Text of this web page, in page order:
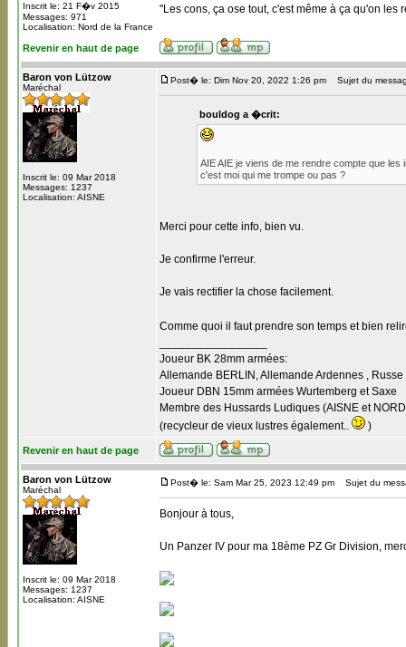
Inscrit le: 21 F�v 2015
Messages: 971
Localisation: Nord de la France
"Les cons, ça ose tout, c'est même à ça qu'on les
Revenir en haut de page
Baron von Lützow
Maréchal
Inscrit le: 09 Mar 2018
Messages: 1237
Localisation: AISNE
Post� le: Dim Nov 20, 2022 1:26 pm Sujet du
bouldog a �crit:
AIE AIE je viens de me rendre compte que
c'est moi qui me trompe ou pas ?
Merci pour cette info, bien vu.
Je confirme l'erreur.
Je vais rectifier la chose facilement.
Comme quoi il faut prendre son temps et bien
Joueur BK 28mm armées:
Allemande BERLIN, Allemande Ardennes ,
Joueur DBN 15mm armées Wurtemberg et Saxe
Membre des Hussards Ludiques (AISNE et
(recycleur de vieux lustres également..
)
Revenir en haut de page
Baron von Lützow
Maréchal
Inscrit le: 09 Mar 2018
Messages: 1237
Localisation: AISNE
Post� le: Sam Mar 25, 2023 12:49 pm Sujet du
Bonjour à tous,
Un Panzer IV pour ma 18ème PZ Gr Division,